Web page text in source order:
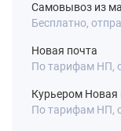
Самовывоз из
Бесплатно,
Новая почта
По тарифам НП,
Курьером Новая
По тарифам НП,